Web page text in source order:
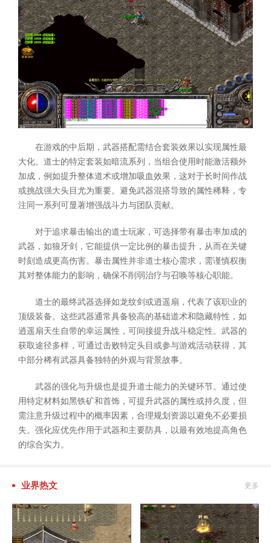
在游戏的中后期，武器搭配需结合套装效果以实现属性最
大化。道士的特定套装如暗流系列，当组合使用时能激活额外
加成，例如提升整体道术或增加吸血效果，这对于长时间作战
或挑战强大头目尤为重要。避免武器混搭导致的属性稀释，专
注同一系列可显著增强战斗力与团队贡献。
对于追求暴击输出的道士玩家，可选择带有暴击率加成的
武器，如狼牙剑，它能提供一定比例的暴击提升，从而在关键
时刻造成更高伤害。暴击属性并非道士核心需求，需谨慎权衡
其对整体能力的影响，确保不削弱治疗与召唤等核心职能。
道士的最终武器选择如龙纹剑或逍遥扇，代表了该职业的
顶级装备。这些武器通常具备较高的基础道术和隐藏特性，如
逍遥扇天生自带的幸运属性，可间接提升战斗稳定性。武器的
获取途径多样，可通过击败特定头目或参与游戏活动获得，其
中部分稀有武器具备独特的外观与背景故事。
武器的强化与升级也是提升道士能力的关键环节。通过使
用特定材料如黑铁矿和首饰，可提升武器的属性或持久度，但
需注意升级过程中的概率因素，合理规划资源以避免不必要损
失。强化应优先作用于武器和主要防具，以最有效地提高角色
的综合实力。
业界热文 更多